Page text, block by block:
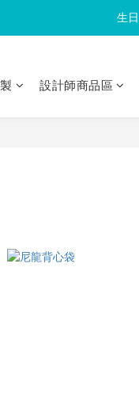
滿
生
滿
設計師商品區